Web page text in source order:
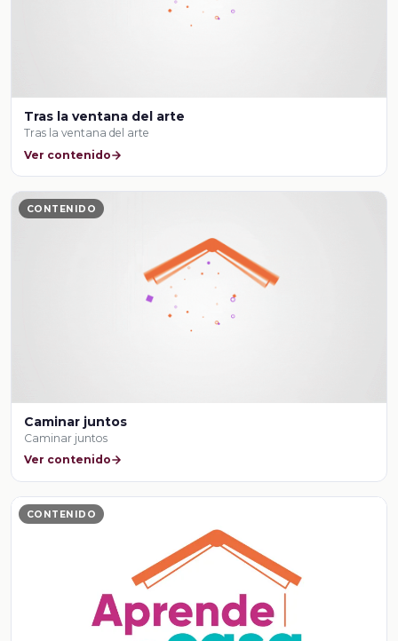
Tras la ventana del arte
Tras la ventana del arte
Ver contenido
CONTENIDO
Caminar juntos
Caminar juntos
Ver contenido
CONTENIDO